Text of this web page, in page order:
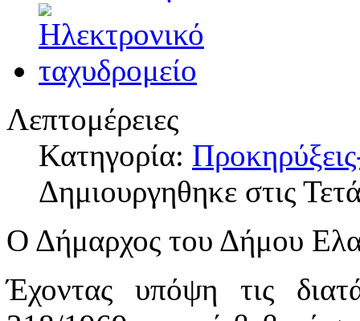
Λεπτομέρειες
Κατηγορία:
Δημιουργηθηκε στις
Ο Δήμαρχος του Δήμου
Έχοντας υπόψη τις